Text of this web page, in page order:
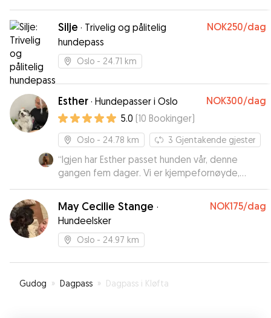
omsorgsfull og hadde tydeligvis en god kjemi
med Gordon fra første stund. Jeg følte meg
helt trygg på at han var i gode hender, og det
var tydelig at han trivdes godt hos henne. Jeg
kan varmt anbefale Line til alle som trenger en
Silje · Trivelig og pålitelig
hundepass
NOK250/dag
Oslo - 24.71 km
Esther · Hundepasser i Oslo NOK300/dag
5.0 (10 Bookinger)
Oslo - 24.78 km 3 Gjentakende gjester
“Igjen har Esther passet hunden vår, denne
gangen fem dager. Vi er kjempefornøyde,
Esther er superflink med hunden - vi er helt
trygge på at den har det godt mens vi er på tur.
Anbefaler Esther som Hundepasser på det
sterkeste 😀
May Cecilie Stange ·
Hundeelsker
NOK175/dag
Oslo - 24.97 km
Gudog » Dagpass » Dagpass i Kløfta